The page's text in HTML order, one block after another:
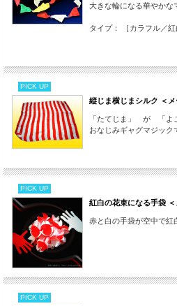
大きな輪になる華やかな
タイプ： ［カラフル／紅
PICK UP
縦じま横じまシルク ＜メ
「たてじま」 が 「よ
おなじみギャグマジック
PICK UP
紅白の花束になる手袋 ＜
赤と白の手袋が空中で紅
PICK UP